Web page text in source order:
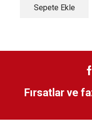
Sepete Ekle
Fırsatlar ve